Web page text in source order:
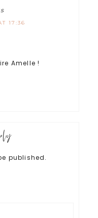
17:36
Amelle !
published.